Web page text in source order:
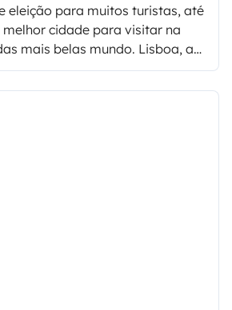
eleição para muitos turistas, até
cidade para visitar na
mais belas mundo. Lisboa, a
é linda e tem um encanto
simpático, com vida tanto de